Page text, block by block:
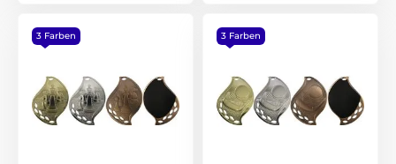
3 Farben 3 Farben